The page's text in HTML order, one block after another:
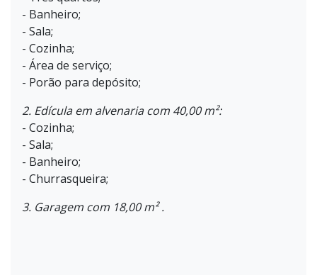
- Banheiro;
- Sala;
- Cozinha;
- Área de serviço;
- Porão para depósito;
2. Edícula em alvenaria com 40,00 m²:
- Cozinha;
- Sala;
- Banheiro;
- Churrasqueira;
3. Garagem com 18,00 m² .